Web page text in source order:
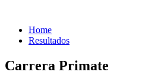
Home
Resultados
Carrera Primate